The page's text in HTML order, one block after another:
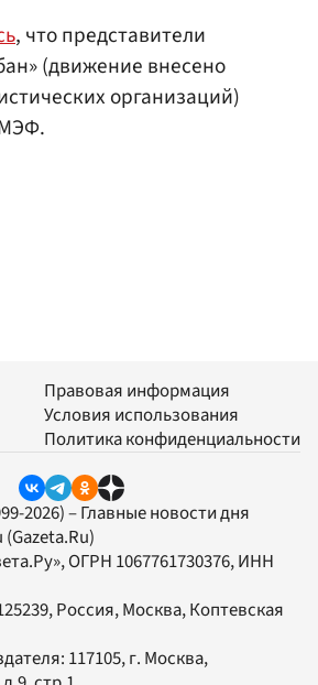
, что представители
(движение внесено
организаций)
Правовая информация
Условия использования
Политика конфиденциальности
2026) – Главные новости дня
(Gazeta.Ru)
, ОГРН 1067761730376, ИНН
Россия, Москва, Коптевская
117105, г. Москва,